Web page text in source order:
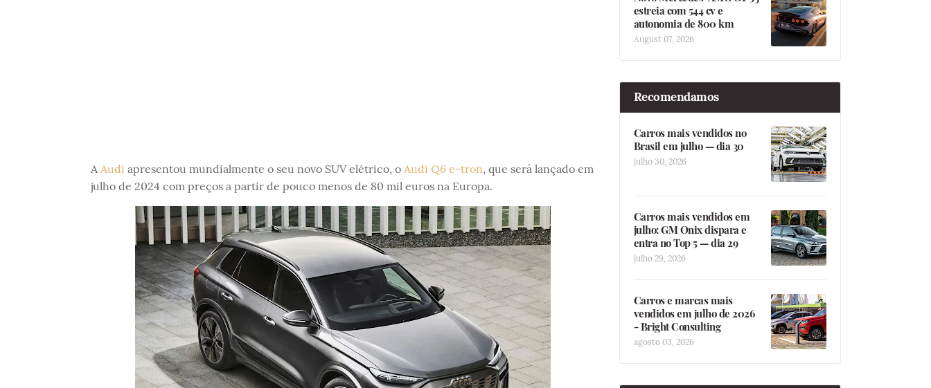
A Audi apresentou mundialmente o seu novo SUV elétrico, o Audi Q6 e-tron, que será lançado em
julho de 2024 com preços a partir de pouco menos de 80 mil euros na Europa.
estreia com 544 cv e
autonomia de 800 km
August 07, 2026
Recomendamos
Carros mais vendidos no
Brasil em julho — dia 30
julho 30, 2026
Carros mais vendidos em
julho: GM Onix dispara e
entra no Top 5 — dia 29
julho 29, 2026
Carros e marcas mais
vendidos em julho de 2026
- Bright Consulting
agosto 03, 2026